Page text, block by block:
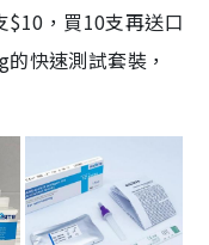
，買10支再送口
快速測試套裝，